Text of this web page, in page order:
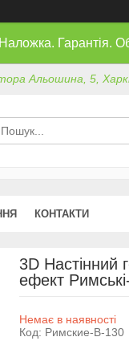
Наложка. Гарантія.
Альошина, 5,
КОНТАКТИ
3D Настінний
ефект
Немає в наявності
Код: Римские-B-130